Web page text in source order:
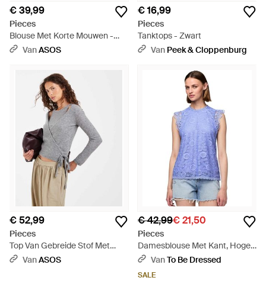
€ 39,99
Pieces
Blouse Met Korte Mouwen -
GeelVanASOS
€ 16,99
Pieces
Tanktops - Zwart
Van Peek & Cloppenburg
€ 52,99
Pieces
Top Van Gebreide Stof Met
Overslagdetail En Meerdere
VanASOS
€ 42,99€ 21,50
Pieces
Damesblouse Met Kant, Hoge
Hals, Normale Pasvorm En
Blauw
VanTo Be Dressed
SALE